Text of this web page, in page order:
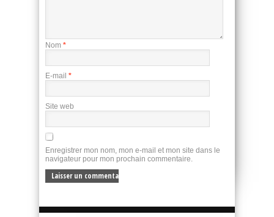
Nom *
E-mail *
Site web
Enregistrer mon nom, mon e-mail et mon site dans le
navigateur pour mon prochain commentaire.